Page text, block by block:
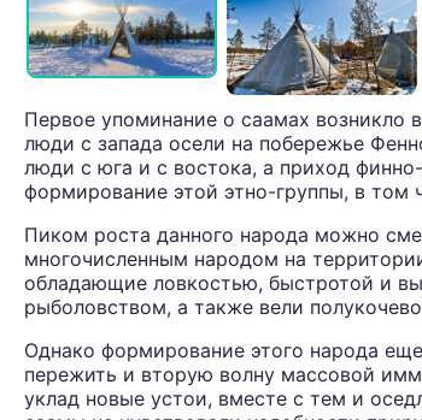
Первое упоминание о саамах возникло
люди с запада осели на побережье
люди с юга и с востока, а приход
формирование этой этно-группы, в том
Пиком роста данного народа можно
многочисленным народом на
обладающие ловкостью, быстротой и
рыболовством, а также вели
Однако формирование этого народа
пережить и вторую волну массовой
уклад новые устои, вместе с тем и